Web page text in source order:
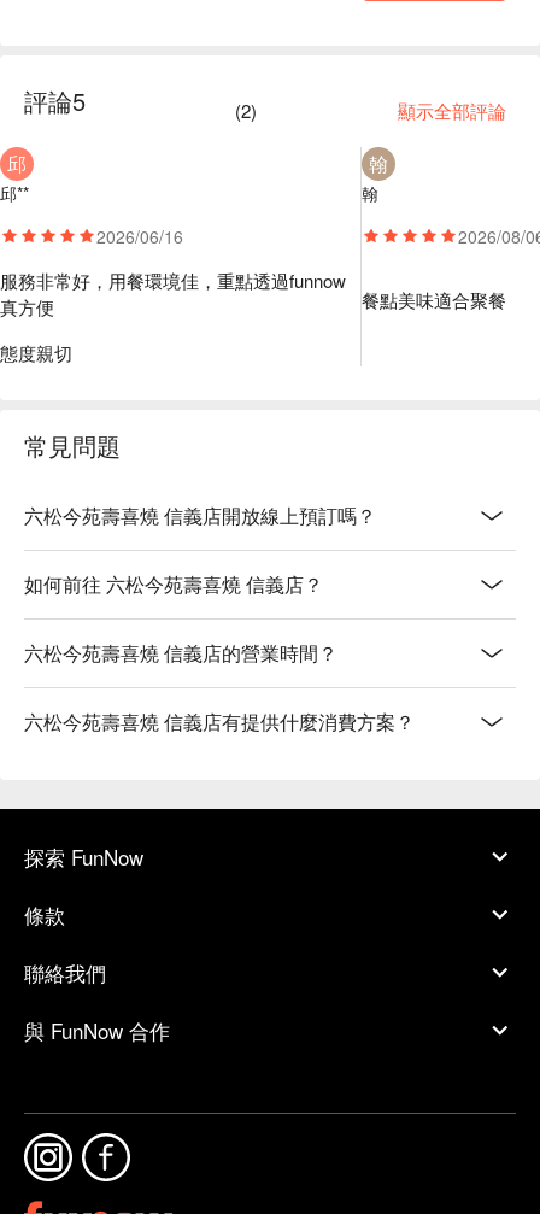
【澳洲M89和牛】油花細密（大理石油花等級約等於日本 A3
【PR極黑美和牛】媲美日本和牛的均勻油花，油脂豐潤卻不
膩口，感受美牛特有的濃郁牛肉風味與甘甜的脂香 。
名。 脂肪會瞬間融化並與肉汁交織，極度柔嫩的口感。
緻。肉質具有極佳的柔嫩度與甘甜奶香
💡 未成年請勿飲酒；禁止酒駕
評論5 (2) 顯示全部評論
邱
邱**
2026/06/16
服務非常好，用餐環境佳，重點透過funnow
真方便
態度親切
翰
翰
2026/08/
餐點美味適合聚餐
常見問題
六松今苑壽喜燒 信義店開放線上預訂嗎？
如何前往 六松今苑壽喜燒 信義店？
六松今苑壽喜燒 信義店的營業時間？
六松今苑壽喜燒 信義店有提供什麼消費方案？
探索 FunNow
條款
聯絡我們
與 FunNow 合作